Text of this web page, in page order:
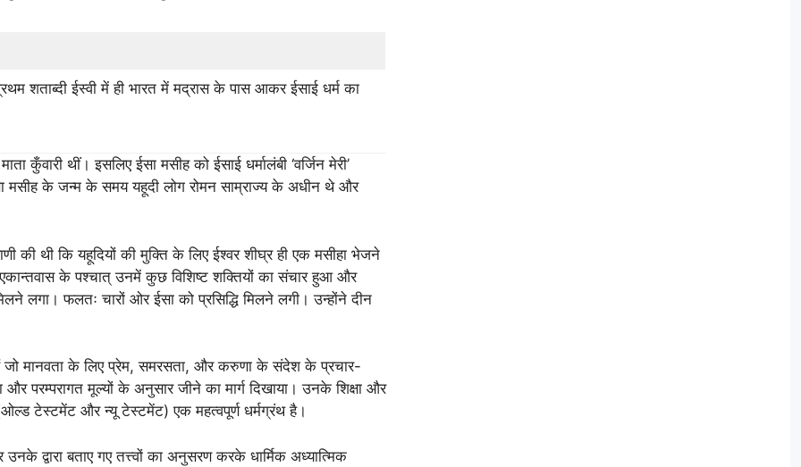
शताब्दी ईस्वी में ही भारत में मद्रास के पास आकर ईसाई धर्म का
थीं। इसलिए ईसा मसीह को ईसाई धर्मालंबी ‘वर्जिन मेरी’
मसीह के जन्म के समय यहूदी लोग रोमन साम्राज्य के अधीन थे और
की थी कि यहूदियों की मुक्ति के लिए ईश्वर शीघ्र ही एक मसीहा भेजने
के पश्चात् उनमें कुछ विशिष्ट शक्तियों का संचार हुआ और
लगा। फलतः चारों ओर ईसा को प्रसिद्धि मिलने लगी। उन्होंने दीन
जो मानवता के लिए प्रेम, समरसता, और करुणा के संदेश के प्रचार-
परम्परागत मूल्यों के अनुसार जीने का मार्ग दिखाया। उनके शिक्षा और
टेस्टमेंट और न्यू टेस्टमेंट) एक महत्वपूर्ण धर्मग्रंथ है।
द्वारा बताए गए तत्त्वों का अनुसरण करके धार्मिक अध्यात्मिक